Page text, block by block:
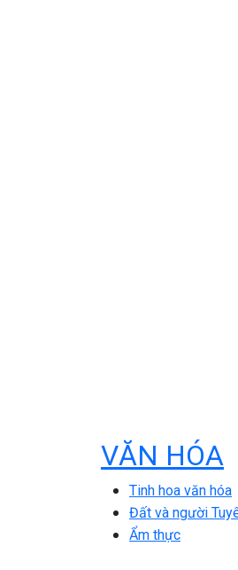
VĂN HÓA
Tinh hoa văn hóa
Đất và người
Ẩm thực